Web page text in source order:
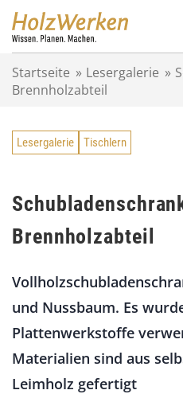
Startseite » Lesergalerie »
Brennholzabteil
Lesergalerie Tischlern
Brennholzabteil
und Nussbaum. Es
Plattenwerkstoffe
Materialien sind aus
Leimholz gefertigt